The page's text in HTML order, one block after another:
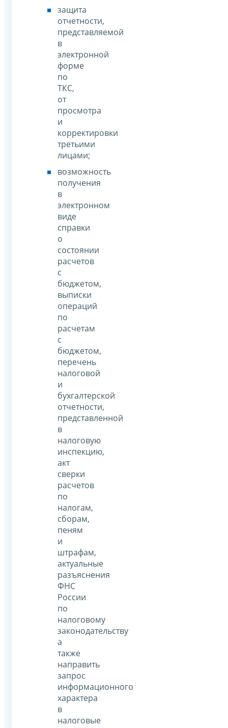
защита
отчетности,
представляемой
в
электронной
форме
по
ТКС,
от
просмотра
и
корректировки
третьими
лицами;
возможность
получения
в
электронном
виде
справки
о
состоянии
расчетов
с
бюджетом,
выписки
операций
по
расчетам
с
бюджетом,
перечень
налоговой
и
бухгалтерской
отчетности,
представленной
в
налоговую
инспекцию,
акт
сверки
расчетов
по
налогам,
сборам,
пеням
и
штрафам,
актуальные
разъяснения
ФНС
России
по
налоговому
законодательству
а
также
направить
запрос
информационного
характера
в
налоговые